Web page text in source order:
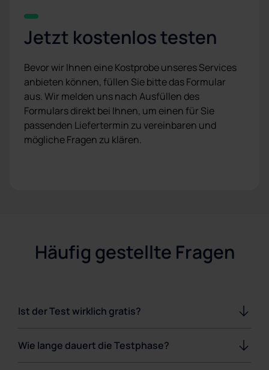
Jetzt kostenlos testen
Bevor wir Ihnen eine Kostprobe unseres Services
anbieten können, füllen Sie bitte das Formular
aus. Wir melden uns nach Ausfüllen des
Formulars direkt bei Ihnen, um einen für Sie
passenden Liefertermin zu vereinbaren und
mögliche Fragen zu klären.
Häufig gestellte Fragen
Ist der Test wirklich gratis?
Wie lange dauert die Testphase?